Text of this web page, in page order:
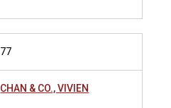
77
CHAN & CO., VIVIEN